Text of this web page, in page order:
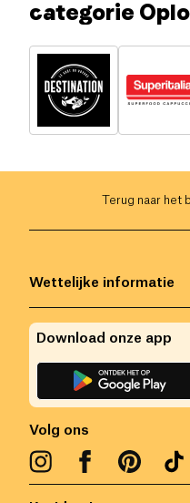
categorie
Terug naar het
Wettelijke informatie
Volg ons
Download onze app